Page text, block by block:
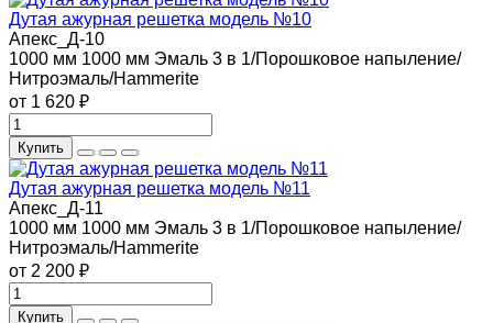
Дутая ажурная решетка модель №10
Апекс_Д-10
1000 мм 1000 мм Эмаль 3 в 1/Порошковое напыление/
Нитроэмаль/Hammerite
от 1 620 ₽
Купить
Дутая ажурная решетка модель №11
Апекс_Д-11
1000 мм 1000 мм Эмаль 3 в 1/Порошковое напыление/
Нитроэмаль/Hammerite
от 2 200 ₽
Купить